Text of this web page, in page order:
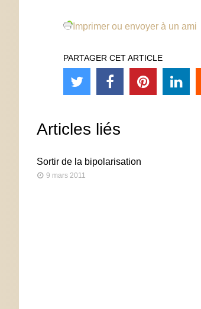
Imprimer ou envoyer à un ami
PARTAGER CET ARTICLE
Articles liés
Sortir de la bipolarisation
9 mars 2011